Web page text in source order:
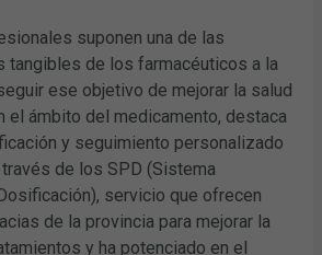
suponen una de las
tangibles de los farmacéuticos a la
ese objetivo de mejorar la salud
el ámbito del medicamento, destaca
y seguimiento personalizado
de los SPD (Sistema
servicio que ofrecen
de la provincia para mejorar la
y ha potenciado en el